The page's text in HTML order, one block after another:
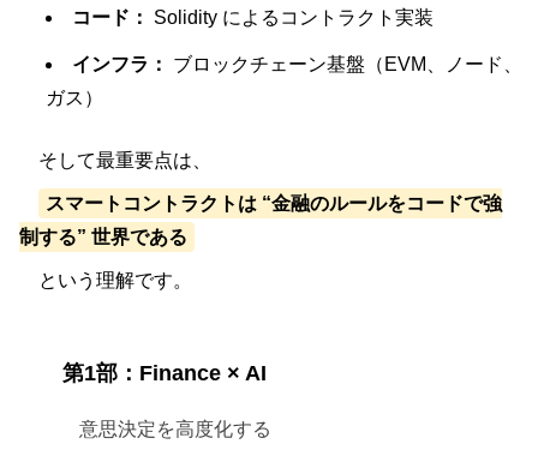
コード： Solidity によるコントラクト実装
インフラ：
ブロックチェーン基盤（EVM、ノード、
ガス）
そして最重要点は、
スマートコントラクトは “金融のルールをコードで強
制する” 世界である
という理解です。
第1部：Finance × AI
意思決定を高度化する